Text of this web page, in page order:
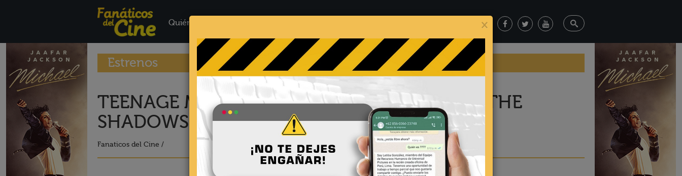
Quiénes Somos
Estrenos
TEENAGE MUTANT NINJA TURTLES: OUT OF THE
SHADOWS
Fanaticos del Cine /
×